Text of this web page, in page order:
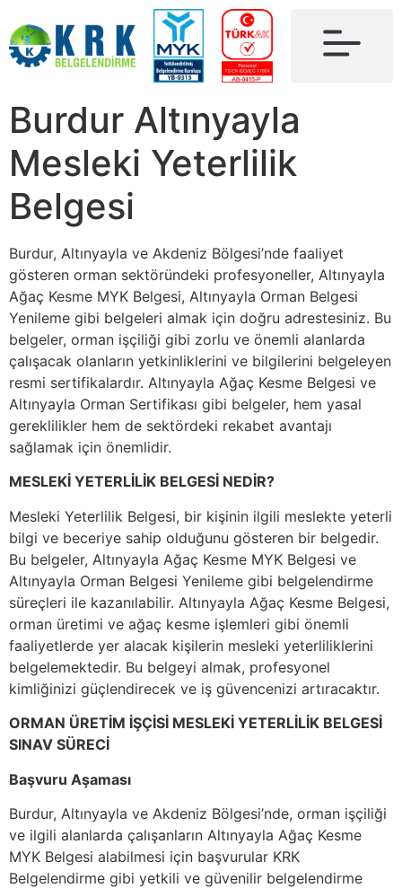
Burdur Altınyayla
Mesleki Yeterlilik
Belgesi
Burdur, Altınyayla ve Akdeniz Bölgesi’nde faaliyet
gösteren orman sektöründeki profesyoneller, Altınyayla
Ağaç Kesme MYK Belgesi, Altınyayla Orman Belgesi
Yenileme gibi belgeleri almak için doğru adrestesiniz. Bu
belgeler, orman işçiliği gibi zorlu ve önemli alanlarda
çalışacak olanların yetkinliklerini ve bilgilerini belgeleyen
resmi sertifikalardır. Altınyayla Ağaç Kesme Belgesi ve
Altınyayla Orman Sertifikası gibi belgeler, hem yasal
gereklilikler hem de sektördeki rekabet avantajı
sağlamak için önemlidir.
MESLEKİ YETERLİLİK BELGESİ NEDİR?
Mesleki Yeterlilik Belgesi, bir kişinin ilgili meslekte yeterli
bilgi ve beceriye sahip olduğunu gösteren bir belgedir.
Bu belgeler, Altınyayla Ağaç Kesme MYK Belgesi ve
Altınyayla Orman Belgesi Yenileme gibi belgelendirme
süreçleri ile kazanılabilir. Altınyayla Ağaç Kesme Belgesi,
orman üretimi ve ağaç kesme işlemleri gibi önemli
faaliyetlerde yer alacak kişilerin mesleki yeterliliklerini
belgelemektedir. Bu belgeyi almak, profesyonel
kimliğinizi güçlendirecek ve iş güvencenizi artıracaktır.
ORMAN ÜRETİM İŞÇİSİ MESLEKİ YETERLİLİK BELGESİ
SINAV SÜRECİ
Başvuru Aşaması
Burdur, Altınyayla ve Akdeniz Bölgesi’nde, orman işçiliği
ve ilgili alanlarda çalışanların Altınyayla Ağaç Kesme
MYK Belgesi alabilmesi için başvurular KRK
Belgelendirme gibi yetkili ve güvenilir belgelendirme